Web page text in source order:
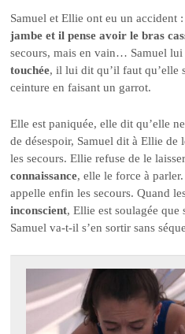
Samuel et Ellie ont eu un accident
jambe et il pense avoir le bras
secours, mais en vain… Samuel
touchée, il lui dit qu’il faut qu’elle
ceinture en faisant un garrot.
Elle est paniquée, elle dit qu’elle
de désespoir, Samuel dit à Ellie de
les secours. Ellie refuse de le
connaissance, elle le force à
appelle enfin les secours. Quand
inconscient, Ellie est soulagée que
Samuel va-t-il s’en sortir sans